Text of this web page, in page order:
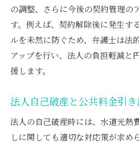
の調整、さらに今後の契約管理の
す。例えば、契約解除後に発生す
ルを未然に防ぐため、弁護士は法
アップを行い、法人の負担軽減と
援します。
法人自己破産と公共料金引
法人の自己破産時には、水道光熱
しに関しても適切な対応策が求め